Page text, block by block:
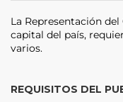
La Representación
capital del país,
varios.
REQUISITOS DEL